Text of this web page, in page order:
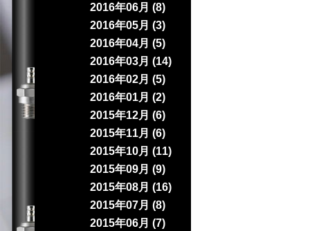
2016年06月 (8)
2016年05月 (3)
2016年04月 (5)
2016年03月 (14)
2016年02月 (5)
2016年01月 (2)
2015年12月 (6)
2015年11月 (6)
2015年10月 (11)
2015年09月 (9)
2015年08月 (16)
2015年07月 (8)
2015年06月 (7)